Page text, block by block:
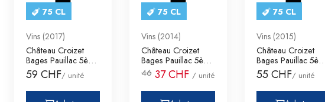
75 CL
Vins (2017)
Château Croizet
Bages Pauillac 5ème
Cru Classé
59 CHF/ unité
75 CL
Vins (2014)
Château Croizet
Bages Pauillac 5ème
Cru Classé
46 37 CHF / unité
75 CL
Vins (2015)
Château Croizet
Bages Pauillac
Cru Classé
55 CHF/ unité